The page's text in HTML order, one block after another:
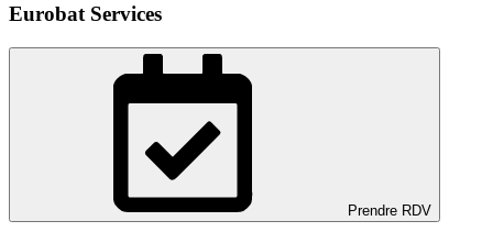
Eurobat Services
Prendre RDV